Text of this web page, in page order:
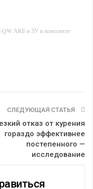
QW АКБ и ЗУ в комплекте
СЛЕДУЮЩАЯ СТАТЬЯ
отказ от курения
гораздо эффективнее
постепенного —
исследование